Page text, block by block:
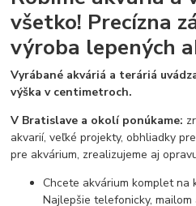
všetko! Precízna
výroba lepených
Vyrábané akváriá a teráriá
výška v centimetroch.
V Bratislave a okolí ponúkame:
akvarií, veľké projekty, obhliadky
pre akvárium, zrealizujeme aj
Chcete akvárium komplet na
Najlepšie telefonicky, mailom